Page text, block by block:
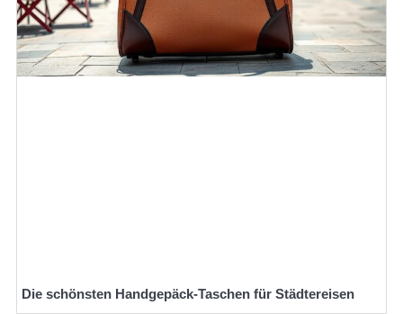
Die schönsten Handgepäck-Taschen für Städtereisen